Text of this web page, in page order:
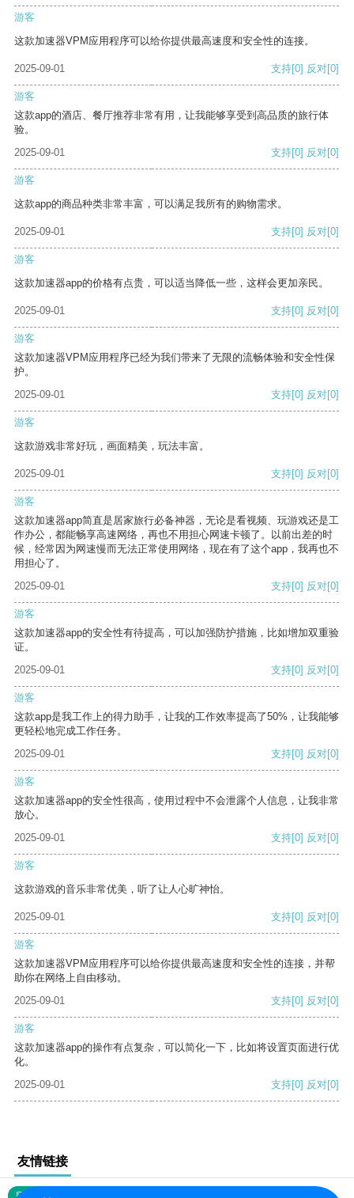
游客
这款加速器VPM应用程序可以给你提供最高速度和安全性的连接。
2025-09-01 支持[0] 反对[0]
游客
这款app的酒店、餐厅推荐非常有用，让我能够享受到高品质的旅行体
验。
2025-09-01
支持[0] 反对[0]
游客
这款app的商品种类非常丰富，可以满足我所有的购物需求。
2025-09-01 支持[0] 反对[0]
游客
这款加速器app的价格有点贵，可以适当降低一些，这样会更加亲民。
2025-09-01 支持[0] 反对[0]
游客
这款加速器VPM应用程序已经为我们带来了无限的流畅体验和安全性保
护。
2025-09-01
支持[0] 反对[0]
游客
这款游戏非常好玩，画面精美，玩法丰富。
2025-09-01 支持[0] 反对[0]
游客
这款加速器app简直是居家旅行必备神器，无论是看视频、玩游戏还是工
作办公，都能畅享高速网络，再也不用担心网速卡顿了。以前出差的时
候，经常因为网速慢而无法正常使用网络，现在有了这个app，我再也不
用担心了。
2025-09-01
支持[0] 反对[0]
游客
这款加速器app的安全性有待提高，可以加强防护措施，比如增加双重验
证。
2025-09-01
支持[0] 反对[0]
游客
这款app是我工作上的得力助手，让我的工作效率提高了50%，让我能够
更轻松地完成工作任务。
2025-09-01
支持[0] 反对[0]
游客
这款加速器app的安全性很高，使用过程中不会泄露个人信息，让我非常
放心。
2025-09-01
支持[0] 反对[0]
游客
这款游戏的音乐非常优美，听了让人心旷神怡。
2025-09-01 支持[0] 反对[0]
游客
这款加速器VPM应用程序可以给你提供最高速度和安全性的连接，并帮
助你在网络上自由移动。
2025-09-01
支持[0] 反对[0]
游客
这款加速器app的操作有点复杂，可以简化一下，比如将设置页面进行优
化。
2025-09-01
支持[0] 反对[0]
友情链接